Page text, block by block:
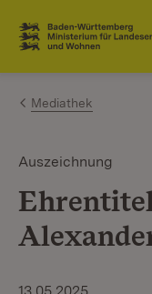
Zum Inhalt
Link zur Startseite
Mediathek
Auszeichnung